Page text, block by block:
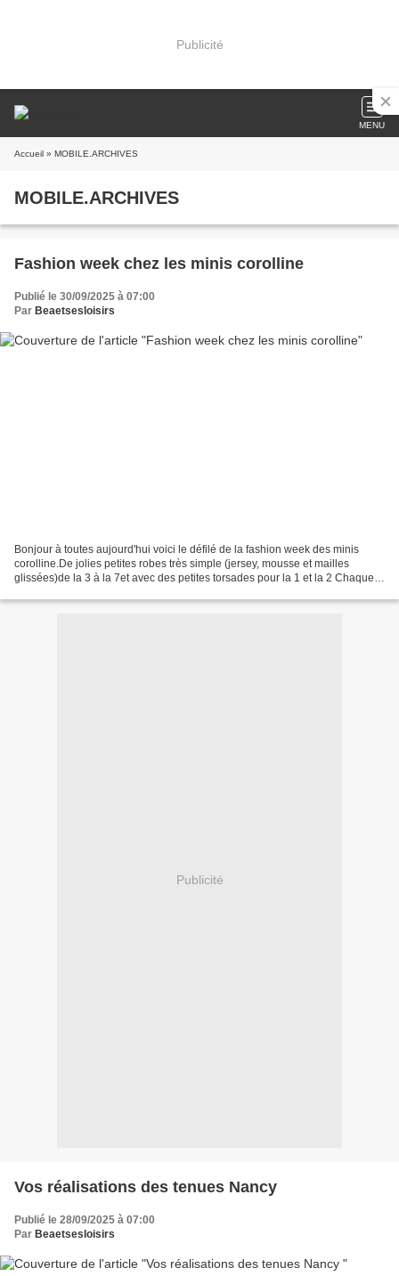
Publicité
MENU
Accueil » MOBILE.ARCHIVES
MOBILE.ARCHIVES
Fashion week chez les minis corolline
Publié le 30/09/2025 à 07:00
Par Beaetsesloisirs
Bonjour à toutes aujourd'hui voici le défilé de la fashion week des minis
corolline.De jolies petites robes très simple (jersey, mousse et mailles
glissées)de la 3 à la 7et avec des petites torsades pour la 1 et la 2 Chaque
Publicité
Vos réalisations des tenues Nancy
Publié le 28/09/2025 à 07:00
Par Beaetsesloisirs